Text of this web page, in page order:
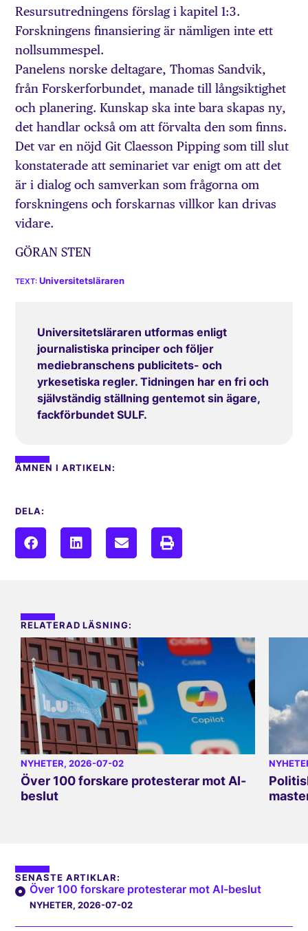
Resursutredningens förslag i kapitel 1:3.
Forskningens finansiering är nämligen inte ett
nollsummespel.
Panelens norske deltagare, Thomas Sandvik,
från Forskerforbundet, manade till långsiktighet
och planering. Kunskap ska inte bara skapas ny,
det handlar också om att förvalta den som finns.
Det var en nöjd Git Claesson Pipping som till slut
konstaterade att seminariet var enigt om att det
är i dialog och samverkan som frågorna om
forskningens och forskarnas villkor kan drivas
vidare.
GÖRAN STEN
Universitetsläraren
Universitetsläraren utformas enligt
journalistiska principer och följer
mediebranschens publicitets- och
yrkesetiska regler. Tidningen har en fri och
självständig ställning gentemot sin ägare,
fackförbundet SULF.
ÄMNEN I ARTIKELN:
DELA:
RELATERAD LÄSNING:
NYHETER, 2026-07-02
Över 100 forskare protesterar mot AI-
beslut
SENASTE ARTIKLAR:
Över 100 forskare protesterar mot AI-beslut
NYHETER, 2026-07-02